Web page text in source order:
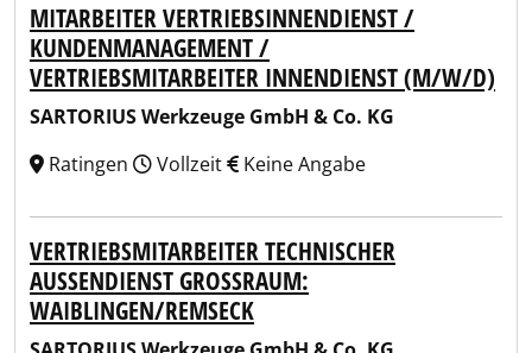
MITARBEITER VERTRIEBSINNENDIENST /
KUNDENMANAGEMENT /
VERTRIEBSMITARBEITER INNENDIENST (M/W/D)
SARTORIUS Werkzeuge GmbH & Co. KG
Ratingen
Vollzeit Keine Angabe
VERTRIEBSMITARBEITER TECHNISCHER
AUSSENDIENST GROSSRAUM: WA
IBLINGEN/REMSECK